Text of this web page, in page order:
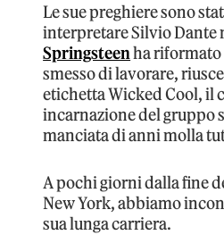
Le sue preghiere sono
interpretare Silvio Dante
Springsteenha riformato
smesso di lavorare,
etichetta Wicked Cool, il
incarnazione del gruppo
manciata di anni molla
A pochi giorni dalla fine
New York, abbiamo
sua lunga carriera.